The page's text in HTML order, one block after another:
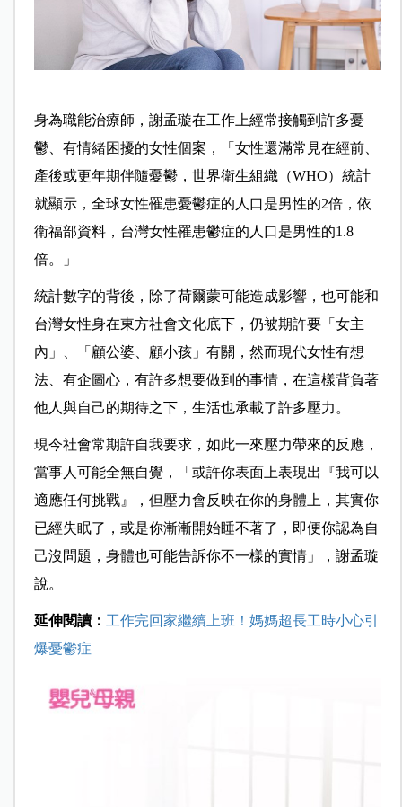
身為職能治療師，謝孟璇在工作上經常接觸到許多憂
鬱、有情緒困擾的女性個案，「女性還滿常見在經前、
產後或更年期伴隨憂鬱，世界衛生組織（WHO）統計
就顯示，全球女性罹患憂鬱症的人口是男性的2倍，依
衛福部資料，台灣女性罹患鬱症的人口是男性的1.8
倍。」
統計數字的背後，除了荷爾蒙可能造成影響，也可能和
台灣女性身在東方社會文化底下，仍被期許要「女主
內」、「顧公婆、顧小孩」有關，然而現代女性有想
法、有企圖心，有許多想要做到的事情，在這樣背負著
他人與自己的期待之下，生活也承載了許多壓力。
現今社會常期許自我要求，如此一來壓力帶來的反應，
當事人可能全無自覺，「或許你表面上表現出『我可以
適應任何挑戰』，但壓力會反映在你的身體上，其實你
已經失眠了，或是你漸漸開始睡不著了，即便你認為自
己沒問題，身體也可能告訴你不一樣的實情」，謝孟璇
說。
延伸閱讀： 工作完回家繼續上班！媽媽超長工時小心引
爆憂鬱症